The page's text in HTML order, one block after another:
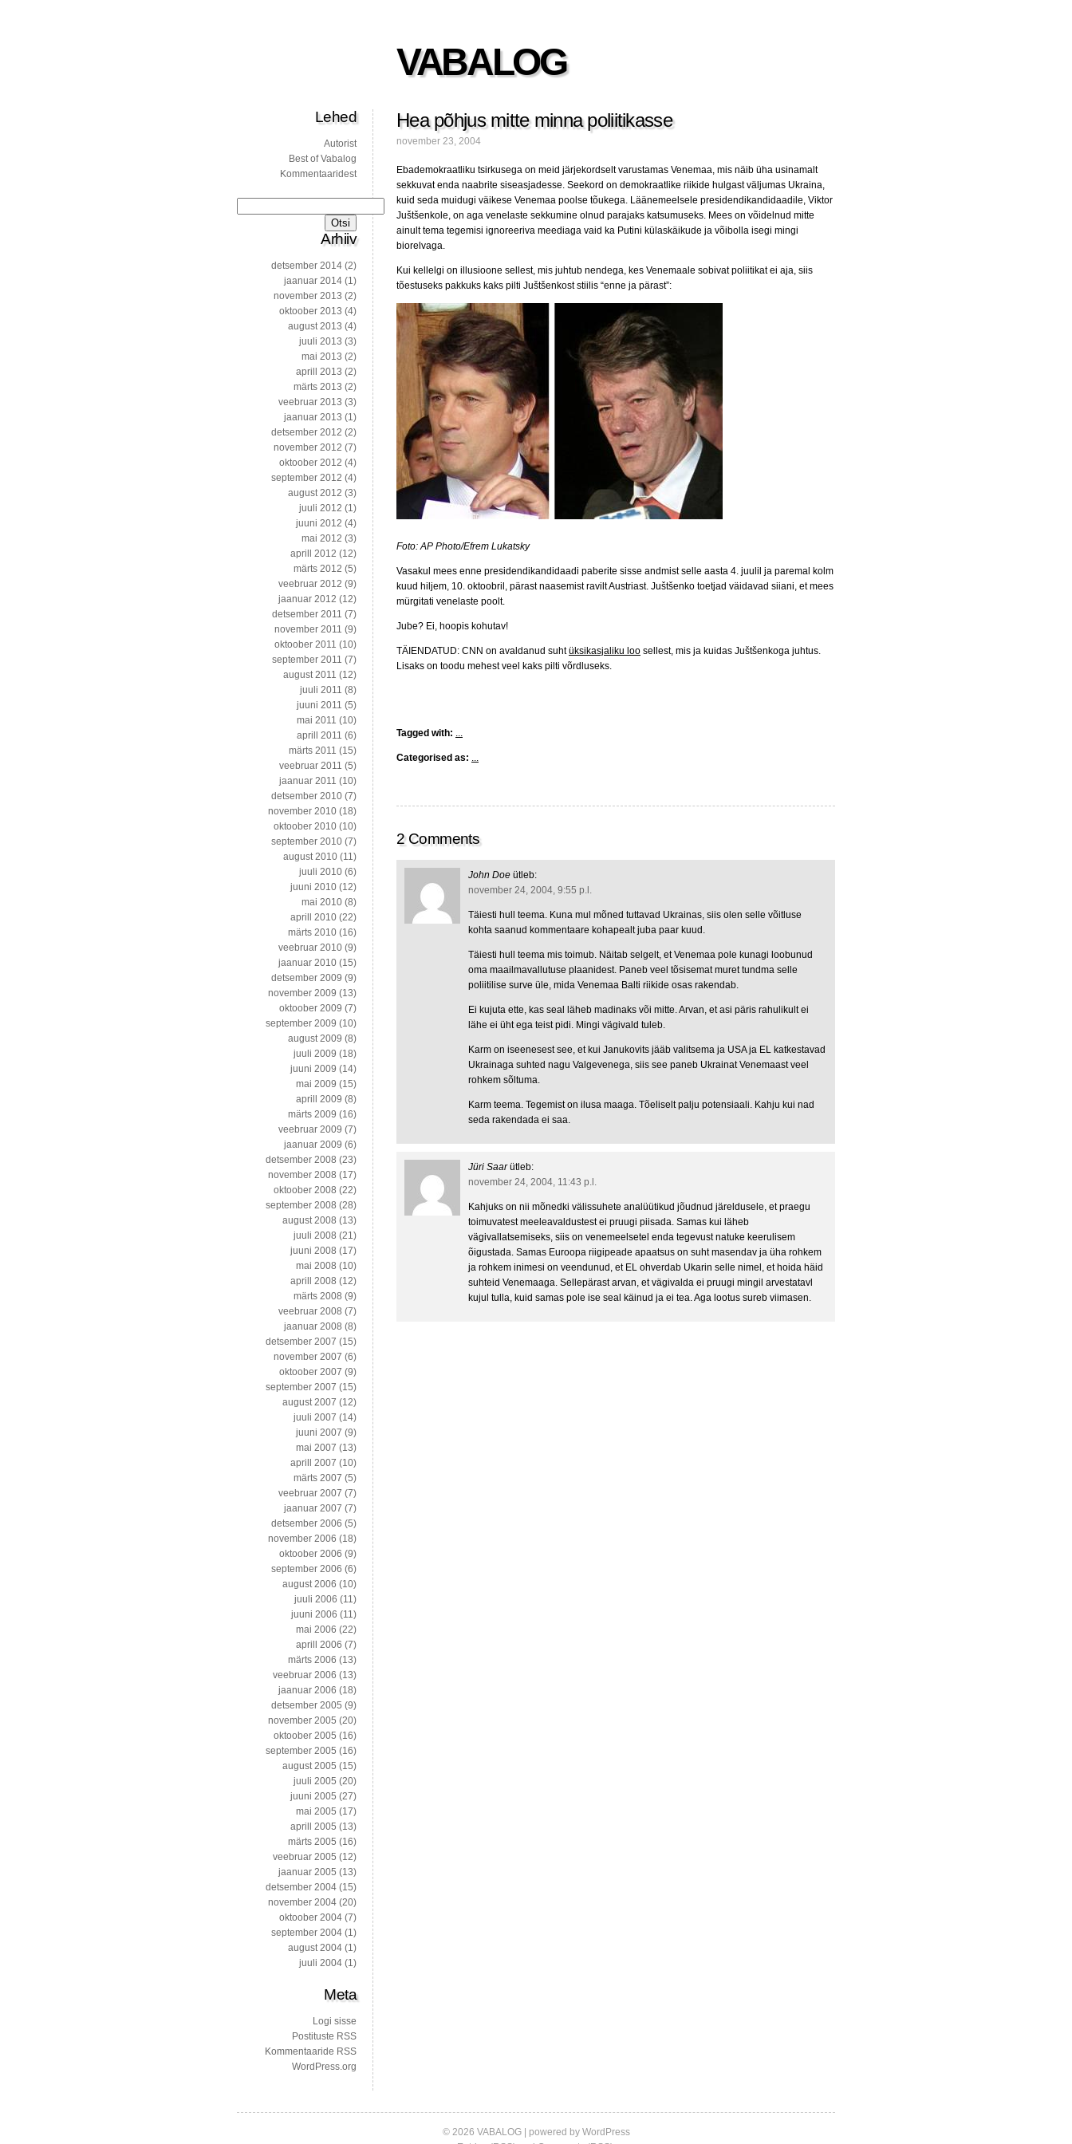
VABALOG
Hea põhjus mitte minna poliitikasse
november 23, 2004
Ebademokraatliku tsirkusega on meid järjekordselt varustamas Venemaa, mis näib üha usinamalt
sekkuvat enda naabrite siseasjadesse. Seekord on demokraatlike riikide hulgast väljumas Ukraina,
kuid seda muidugi väikese Venemaa poolse tõukega. Läänemeelsele presidendikandidaadile, Viktor
Juštšenkole, on aga venelaste sekkumine olnud parajaks katsumuseks. Mees on võidelnud mitte
ainult tema tegemisi ignoreeriva meediaga vaid ka Putini külaskäikude ja võibolla isegi mingi
biorelvaga.
Kui kellelgi on illusioone sellest, mis juhtub nendega, kes Venemaale sobivat poliitikat ei aja, siis
tõestuseks pakkuks kaks pilti Juštšenkost stiilis “enne ja pärast”:
Foto: AP Photo/Efrem Lukatsky
Vasakul mees enne presidendikandidaadi paberite sisse andmist selle aasta 4. juulil ja paremal kolm
kuud hiljem, 10. oktoobril, pärast naasemist ravilt Austriast. Juštšenko toetjad väidavad siiani, et mees
mürgitati venelaste poolt.
Jube? Ei, hoopis kohutav!
TÄIENDATUD: CNN on avaldanud suhtüksikasjaliku loo sellest, mis ja kuidas Juštšenkoga juhtus.
Lisaks on toodu mehest veel kaks pilti võrdluseks.
Tagged with: ...
Categorised as: ...
2 Comments
John Doe ütleb:
november 24, 2004, 9:55 p.l.
Täiesti hull teema. Kuna mul mõned tuttavad Ukrainas, siis olen selle võitluse
kohta saanud kommentaare kohapealt juba paar kuud.
Täiesti hull teema mis toimub. Näitab selgelt, et Venemaa pole kunagi loobunud
oma maailmavallutuse plaanidest. Paneb veel tõsisemat muret tundma selle
poliitilise surve üle, mida Venemaa Balti riikide osas rakendab.
Ei kujuta ette, kas seal läheb madinaks või mitte. Arvan, et asi päris rahulikult ei
lähe ei üht ega teist pidi. Mingi vägivald tuleb.
Karm on iseenesest see, et kui Janukovits jääb valitsema ja USA ja EL katkestavad
Ukrainaga suhted nagu Valgevenega, siis see paneb Ukrainat Venemaast veel
rohkem sõltuma.
Karm teema. Tegemist on ilusa maaga. Tõeliselt palju potensiaali. Kahju kui nad
seda rakendada ei saa.
Jüri Saar ütleb:
november 24, 2004, 11:43 p.l.
Kahjuks on nii mõnedki välissuhete analüütikud jõudnud järeldusele, et praegu
toimuvatest meeleavaldustest ei pruugi piisada. Samas kui läheb
vägivallatsemiseks, siis on venemeelsetel enda tegevust natuke keerulisem
õigustada. Samas Euroopa riigipeade apaatsus on suht masendav ja üha rohkem
ja rohkem inimesi on veendunud, et EL ohverdab Ukarin selle nimel, et hoida häid
suhteid Venemaaga. Sellepärast arvan, et vägivalda ei pruugi mingil arvestatavl
kujul tulla, kuid samas pole ise seal käinud ja ei tea. Aga lootus sureb viimasen.
Lehed
Autorist
Best of Vabalog
Kommentaaridest
Arhiiv
detsember 2014 (2)
jaanuar 2014 (1)
november 2013 (2)
oktoober 2013 (4)
august 2013 (4)
juuli 2013 (3)
mai 2013 (2)
aprill 2013 (2)
märts 2013 (2)
veebruar 2013 (3)
jaanuar 2013 (1)
detsember 2012 (2)
november 2012 (7)
oktoober 2012 (4)
september 2012 (4)
august 2012 (3)
juuli 2012 (1)
juuni 2012 (4)
mai 2012 (3)
aprill 2012 (12)
märts 2012 (5)
veebruar 2012 (9)
jaanuar 2012 (12)
detsember 2011 (7)
november 2011 (9)
oktoober 2011 (10)
september 2011 (7)
august 2011 (12)
juuli 2011 (8)
juuni 2011 (5)
mai 2011 (10)
aprill 2011 (6)
märts 2011 (15)
veebruar 2011 (5)
jaanuar 2011 (10)
detsember 2010 (7)
november 2010 (18)
oktoober 2010 (10)
september 2010 (7)
august 2010 (11)
juuli 2010 (6)
juuni 2010 (12)
mai 2010 (8)
aprill 2010 (22)
märts 2010 (16)
veebruar 2010 (9)
jaanuar 2010 (15)
detsember 2009 (9)
november 2009 (13)
oktoober 2009 (7)
september 2009 (10)
august 2009 (8)
juuli 2009 (18)
juuni 2009 (14)
mai 2009 (15)
aprill 2009 (8)
märts 2009 (16)
veebruar 2009 (7)
jaanuar 2009 (6)
detsember 2008 (23)
november 2008 (17)
oktoober 2008 (22)
september 2008 (28)
august 2008 (13)
juuli 2008 (21)
juuni 2008 (17)
mai 2008 (10)
aprill 2008 (12)
märts 2008 (9)
veebruar 2008 (7)
jaanuar 2008 (8)
detsember 2007 (15)
november 2007 (6)
oktoober 2007 (9)
september 2007 (15)
august 2007 (12)
juuli 2007 (14)
juuni 2007 (9)
mai 2007 (13)
aprill 2007 (10)
märts 2007 (5)
veebruar 2007 (7)
jaanuar 2007 (7)
detsember 2006 (5)
november 2006 (18)
oktoober 2006 (9)
september 2006 (6)
august 2006 (10)
juuli 2006 (11)
juuni 2006 (11)
mai 2006 (22)
aprill 2006 (7)
märts 2006 (13)
veebruar 2006 (13)
jaanuar 2006 (18)
detsember 2005 (9)
november 2005 (20)
oktoober 2005 (16)
september 2005 (16)
august 2005 (15)
juuli 2005 (20)
juuni 2005 (27)
mai 2005 (17)
aprill 2005 (13)
märts 2005 (16)
veebruar 2005 (12)
jaanuar 2005 (13)
detsember 2004 (15)
november 2004 (20)
oktoober 2004 (7)
september 2004 (1)
august 2004 (1)
juuli 2004 (1)
Meta
Logi sisse
Postituste RSS
Kommentaaride RSS
WordPress.org
© 2026 VABALOG | powered by WordPress